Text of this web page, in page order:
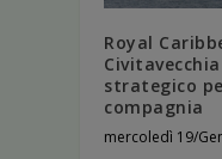
Royal
strategico
compagnia
mercoledì 19/